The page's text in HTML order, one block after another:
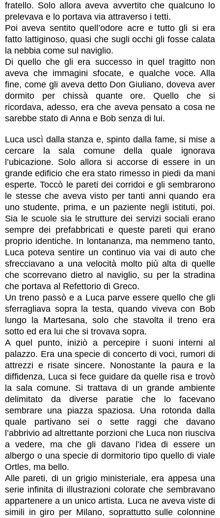
fratello. Solo allora aveva avvertito che qualcuno lo
prelevava e lo portava via attraverso i tetti.
Poi aveva sentito quell’odore acre e tutto gli si era
fatto lattiginoso, quasi che sugli occhi gli fosse calata
la nebbia come sul naviglio.
Di quello che gli era successo in quel tragitto non
aveva che immagini sfocate, e qualche voce. Alla
fine, come gli aveva detto Don Giuliano, doveva aver
dormito per chissà quante ore. Quello che si
ricordava, adesso, era che aveva pensato a cosa ne
sarebbe stato di Anna e Bob senza di lui.
Luca uscì dalla stanza e, spinto dalla fame, si mise a
cercare la sala comune della quale ignorava
l’ubicazione. Solo allora si accorse di essere in un
grande edificio che era stato rimesso in piedi da mani
esperte. Toccò le pareti dei corridoi e gli sembrarono
le stesse che aveva visto per tanti anni quando era
uno studente, prima, e un paziente negli istituti, poi.
Sia le scuole sia le strutture dei servizi sociali erano
sempre dei prefabbricati e queste pareti qui erano
proprio identiche. In lontananza, ma nemmeno tanto,
Luca poteva sentire un continuo via vai di auto che
sfrecciavano a una velocità molto più alta di quelle
che scorrevano dietro al naviglio, su per la stradina
che portava al Refettorio di Greco.
Un treno passò e a Luca parve essere quello che gli
sferragliava sopra la testa, quando viveva con Bob
lungo la Martesana, solo che stavolta il treno era
sotto ed era lui che si trovava sopra.
A quel punto, iniziò a percepire i suoni interni al
palazzo. Era una specie di concerto di voci, rumori di
attrezzi e risate sincere. Nonostante la paura e la
diffidenza, Luca si fece guidare da quelle risa e trovò
la sala comune. Si trattava di un grande ambiente
delimitato da diverse paratie che lo facevano
sembrare una piazza spaziosa. Una rotonda dalla
quale partivano sei o sette raggi che davano
l’abbrivio ad altrettante porzioni che Luca non riusciva
a vedere, ma che gli davano l’idea di essere un
albergo o una specie di dormitorio tipo quello di viale
Ortles, ma bello.
Alle pareti, di un grigio ministeriale, era appesa una
serie infinita di illustrazioni colorate che sembravano
appartenere a un unico artista. Luca ne aveva viste di
simili in giro per Milano, soprattutto sulle colonnine